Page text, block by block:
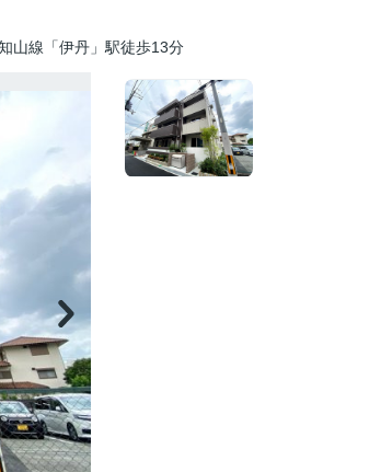
山線「伊丹」駅徒歩13分